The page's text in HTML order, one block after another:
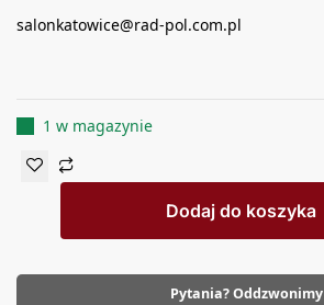
salonkatowice@rad-pol.com.pl
1 w magazynie
Dodaj do koszyka
Pytania? Oddzwonimy